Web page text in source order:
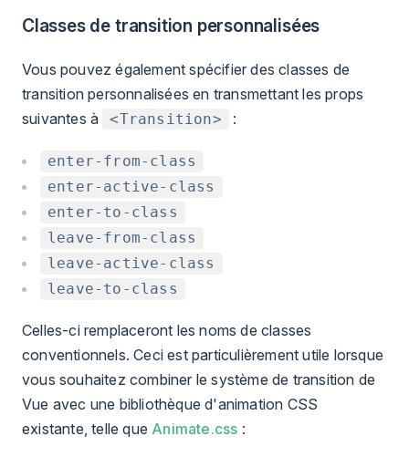
Classes de transition personnalisées
Vous pouvez également spécifier des classes de
transition personnalisées en transmettant les props
suivantes à
<Transition> :
enter-from-class
enter-active-class
enter-to-class
leave-from-class
leave-active-class
leave-to-class
Celles-ci remplaceront les noms de classes
conventionnels. Ceci est particulièrement utile lorsque
vous souhaitez combiner le système de transition de
Vue avec une bibliothèque d'animation CSS
existante, telle que Animate.css :